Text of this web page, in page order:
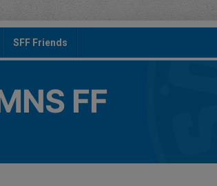
SFF Friends
FF